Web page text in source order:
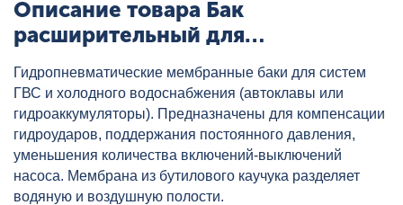
Описание товара Бак
расширительный для
WESTER, артикул: 0-14-1020
Гидропневматические мембранные баки для систем
ГВС и холодного водоснабжения (автоклавы или
гидроаккумуляторы). Предназначены для компенсации
гидроударов, поддержания постоянного давления,
уменьшения количества включений-выключений
насоса. Мембрана из бутилового каучука разделяет
водяную и воздушную полости.